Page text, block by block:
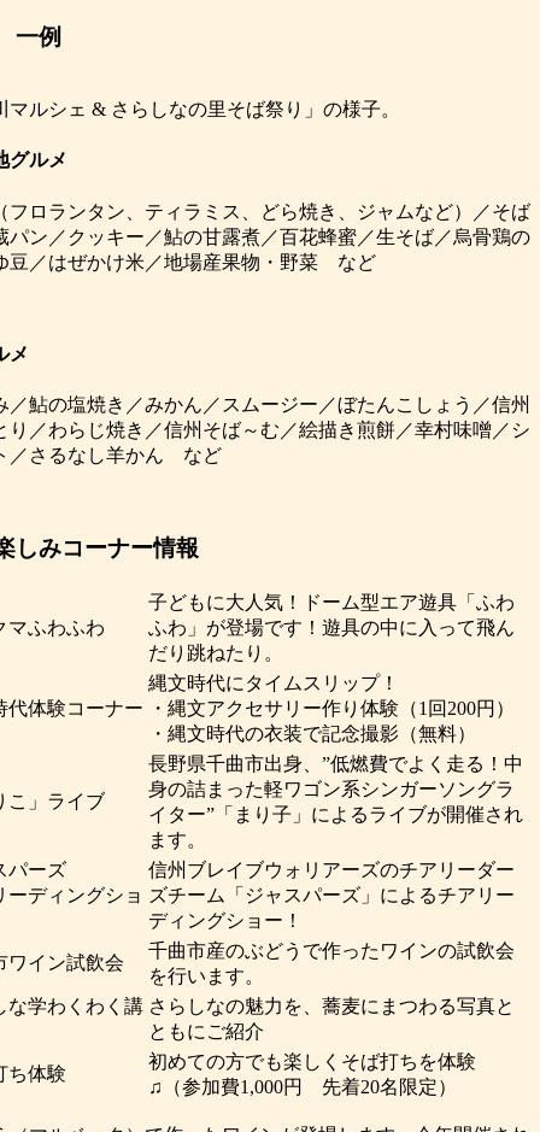
一例
ルシェ & さらしなの里そば祭り」の様子。
グルメ
フロランタン、ティラミス、どら焼き、ジャムなど）／そば
パン／クッキー／鮎の甘露煮／百花蜂蜜／生そば／烏骨鶏の
豆／はぜかけ米／地場産果物・野菜 など
メ
／鮎の塩焼き／みかん／スムージー／ぼたんこしょう／信州
り／わらじ焼き／信州そば～む／絵描き煎餅／幸村味噌／シ
／さるなし羊かん など
しみコーナー情報
マふわふわ
子どもに大人気！ドーム型エア遊具「ふわ
ふわ」が登場です！遊具の中に入って飛ん
だり跳ねたり。
代体験コーナー
縄文時代にタイムスリップ！
・縄文アクセサリー作り体験（1回200円）
・縄文時代の衣装で記念撮影（無料）
こ」ライブ
長野県千曲市出身、”低燃費でよく走る！中
身の詰まった軽ワゴン系シンガーソングラ
イター”「まり子」によるライブが開催され
ます。
パーズ
ーディングショ
信州ブレイブウォリアーズのチアリーダー
ズチーム「ジャスパーズ」によるチアリー
ディングショー！
ワイン試飲会
千曲市産のぶどうで作ったワインの試飲会
を行います。
な学わくわく講 さらしなの魅力を、蕎麦にまつわる写真と
ともにご紹介
ち体験
初めての方でも楽しくそば打ちを体験
♫（参加費1,000円 先着20名限定）